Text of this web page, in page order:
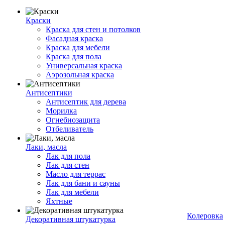
Краски
Краска для стен и потолков
Фасадная краска
Краска для мебели
Краска для пола
Универсальная краска
Аэрозольная краска
Антисептики
Антисептик для дерева
Морилка
Огнебиозащита
Отбеливатель
Лаки, масла
Лак для пола
Лак для стен
Масло для террас
Лак для бани и сауны
Лак для мебели
Яхтные
Декоративная штукатурка
Колеровка